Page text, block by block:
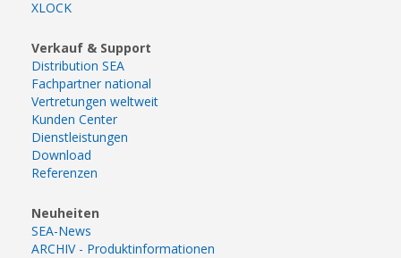
XLOCK
Verkauf & Support
Distribution SEA
Fachpartner national
Vertretungen weltweit
Kunden Center
Dienstleistungen
Download
Referenzen
Neuheiten
SEA-News
ARCHIV - Produktinformationen